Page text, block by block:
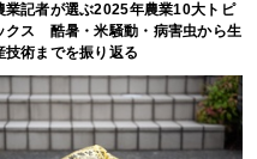
業記者が選ぶ2025年農業10大トピ
クス 酷暑・米騒動・病害虫から生
技術までを振り返る